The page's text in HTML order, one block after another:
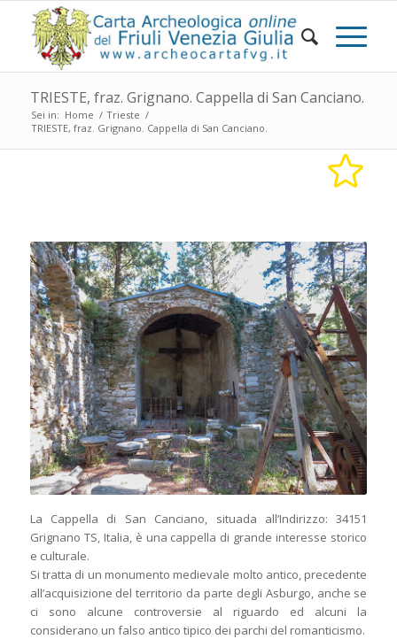
TRIESTE, fraz. Grignano. Cappella di San Canciano.
Sei in: Home / Trieste /
TRIESTE, fraz. Grignano. Cappella di San Canciano.
La Cappella di San Canciano, situada all’Indirizzo: 34151
Grignano TS, Italia, è una cappella di grande interesse storico
e culturale.
Si tratta di un monumento medievale molto antico, precedente
all’acquisizione del territorio da parte degli Asburgo, anche se
ci sono alcune controversie al riguardo ed alcuni la
considerano un falso antico tipico dei parchi del romanticismo.